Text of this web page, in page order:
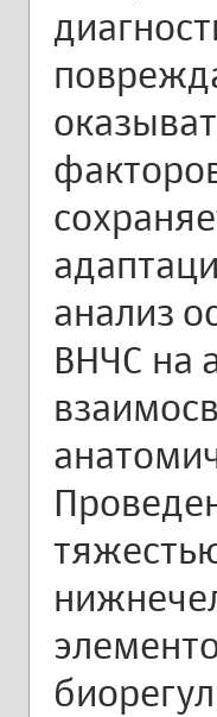
анализ
ВНЧС на